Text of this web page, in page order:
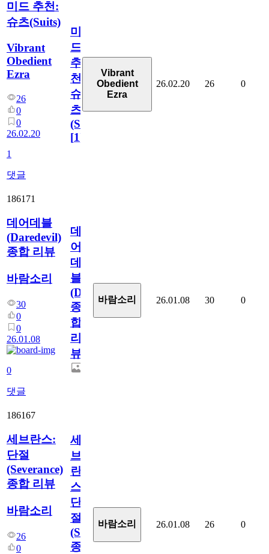
미드 추천:
슈츠(Suits)
Vibrant
Obedient
Ezra
26
0
0
26.02.20
1
댓글
미
드
추
천:
슈
츠
(Suits)
[1]
Vibrant
Obedient
Ezra
26.02.20 26 0
186171
데어데블
(Daredevil)
종합 리뷰
바람소리
30
0
0
26.01.08
0
댓글
데
어
데
블
(Daredevil)
종
합
리
뷰
바람소리 26.01.08 30 0
186167
세브란스:
단절
(Severance)
종합 리뷰
바람소리
26
0
세
브
란
스:
단
절
(Severance)
종
바람소리 26.01.08 26 0